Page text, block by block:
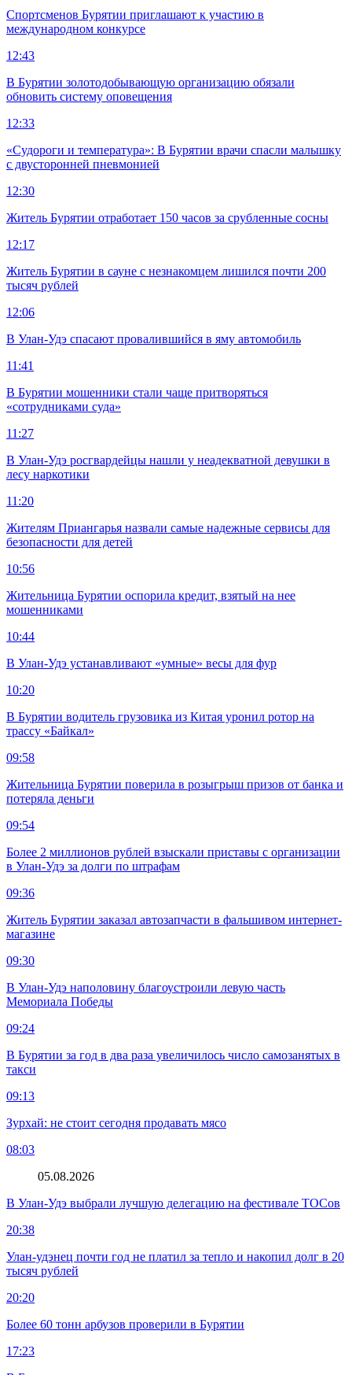
Спортсменов Бурятии приглашают к участию в
международном конкурсе
12:43
В Бурятии золотодобывающую организацию обязали
обновить систему оповещения
12:33
«Судороги и температура»: В Бурятии врачи спасли малышку
с двусторонней пневмонией
12:30
Житель Бурятии отработает 150 часов за срубленные сосны
12:17
Житель Бурятии в сауне с незнакомцем лишился почти 200
тысяч рублей
12:06
В Улан-Удэ спасают провалившийся в яму автомобиль
11:41
В Бурятии мошенники стали чаще притворяться
«сотрудниками суда»
11:27
В Улан-Удэ росгвардейцы нашли у неадекватной девушки в
лесу наркотики
11:20
Жителям Приангарья назвали самые надежные сервисы для
безопасности для детей
10:56
Жительница Бурятии оспорила кредит, взятый на нее
мошенниками
10:44
В Улан-Удэ устанавливают «умные» весы для фур
10:20
В Бурятии водитель грузовика из Китая уронил ротор на
трассу «Байкал»
09:58
Жительница Бурятии поверила в розыгрыш призов от банка и
потеряла деньги
09:54
Более 2 миллионов рублей взыскали приставы с организации
в Улан-Удэ за долги по штрафам
09:36
Житель Бурятии заказал автозапчасти в фальшивом интернет-
магазине
09:30
В Улан-Удэ наполовину благоустроили левую часть
Мемориала Победы
09:24
В Бурятии за год в два раза увеличилось число самозанятых в
такси
09:13
Зурхай: не стоит сегодня продавать мясо
08:03
05.08.2026
В Улан-Удэ выбрали лучшую делегацию на фестивале ТОСов
20:38
Улан-удэнец почти год не платил за тепло и накопил долг в 20
тысяч рублей
20:20
Более 60 тонн арбузов проверили в Бурятии
17:23